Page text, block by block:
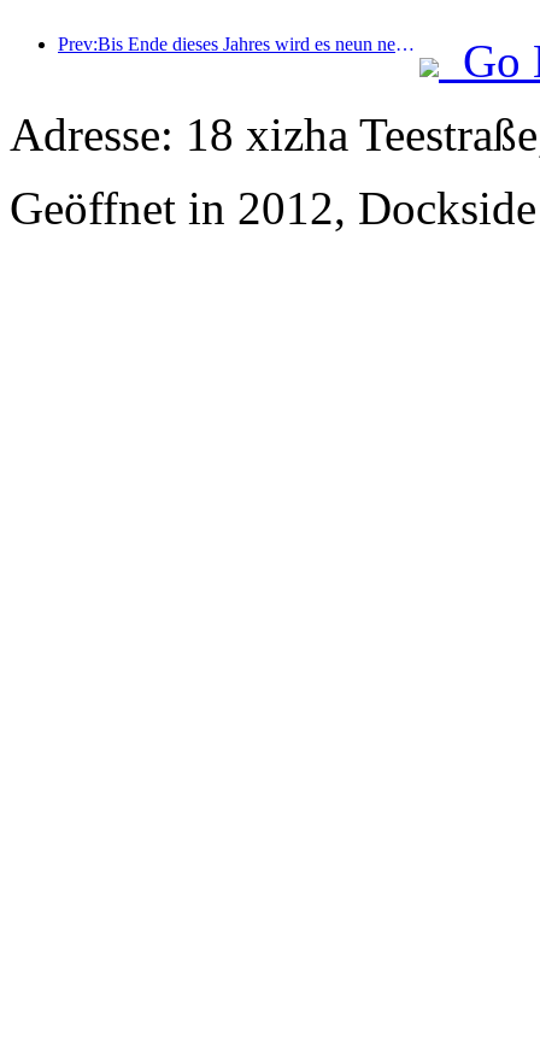
Prev:Bis Ende dieses Jahres wird es neun neue Hotels und Homestays in und um Quanzhou Ancient City geben
Go
Adresse: 18 xizha
Geöffnet in 2012,